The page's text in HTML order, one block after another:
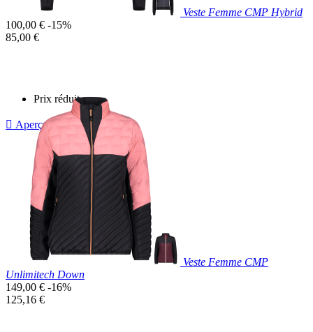
Veste Femme CMP Hybrid
Prix
de
100,00 € -15%
Prix
85,00 €
Prix réduit
 Aperçu rapide
Veste Femme CMP
Unlimitech Down
Prix
de
149,00 € -16%
Prix
125,16 €